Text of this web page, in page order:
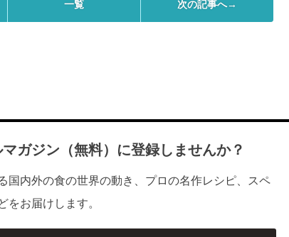
一覧 次の記事へ→
ガジン（無料）に登録しませんか？
国内外の食の世界の動き、プロの名作レシピ、スペ
をお届けします。